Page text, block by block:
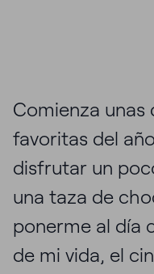
Comienza unas
favoritas del
disfrutar un
una taza de
ponerme al día
de mi vida, el